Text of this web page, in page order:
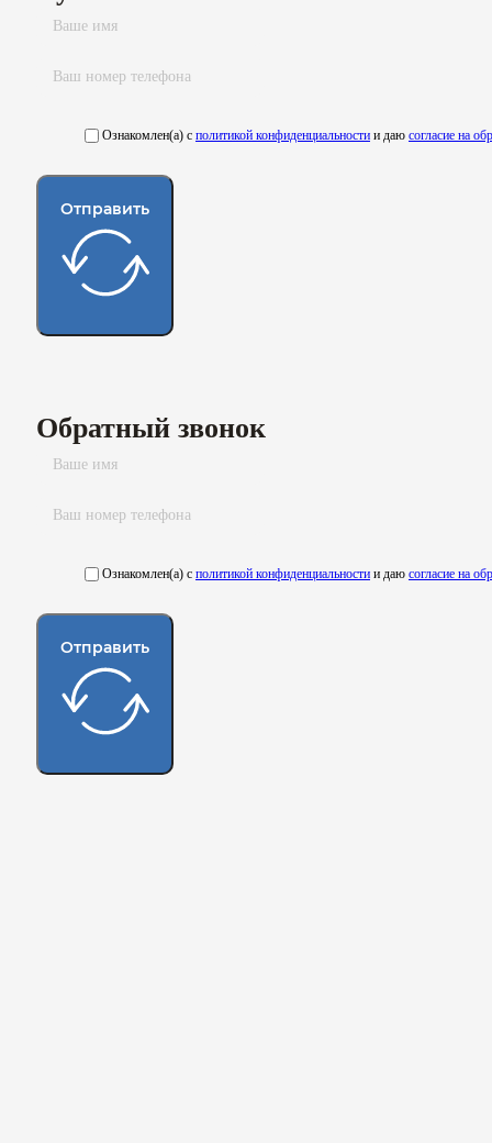
Ознакомлен(а) с политикой конфиденциальности и даю согласие на
Отправить
Обратный звонок
Ознакомлен(а) с политикой конфиденциальности и даю согласие на
Отправить